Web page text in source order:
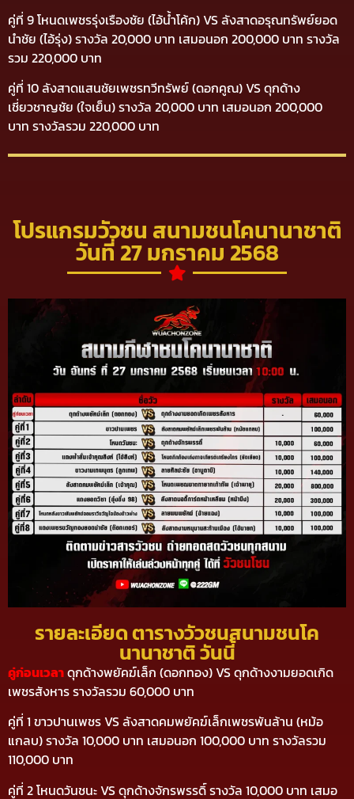
คู่ที่ 9 โหนดเพชรรุ่งเรืองชัย (ไอ้น้ำโค้ก) VS ลังสาดอรุณทรัพย์ยอด
นำชัย (ไอ้รุ่ง) รางวัล 20,000 บาท เสมอนอก 200,000 บาท รางวัล
รวม 220,000 บาท
คู่ที่ 10 ลังสาดแสนชัยเพชรทวีทรัพย์ (ดอกคูณ) VS ดุกด้าง
เชี่ยวชาญชัย (ใจเย็น) รางวัล 20,000 บาท เสมอนอก 200,000
บาท รางวัลรวม 220,000 บาท
โปรแกรมวัวชน สนามชนโคนานาชาติ
วันที่ 27 มกราคม 2568
รายละเอียด ตารางวัวชนสนามชนโค
นานาชาติ วันนี้
คู่ก่อนเวลาดุกด้างพยัคฆ์เล็ก (ดอกทอง) VS ดุกด้างงามยอดเกิด
เพชรสังหาร รางวัลรวม 60,000 บาท
คู่ที่ 1 ขาวปานเพชร VS ลังสาดคมพยัคฆ์เล็กเพชรพันล้าน (หม้อ
แกลบ) รางวัล 10,000 บาท เสมอนอก 100,000 บาท รางวัลรวม
110,000 บาท
คู่ที่ 2 โหนดวันชนะ VS ดุกด้างจักรพรรดิ์ รางวัล 10,000 บาท เสมอ